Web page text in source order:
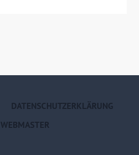
DATENSCHUTZERKLÄRUNG
WEBMASTER